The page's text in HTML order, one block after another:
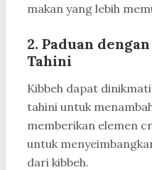
makan yang lebih
2. Paduan
Tahini
Kibbeh dapat
tahini untuk
memberikan elemen
untuk
dari kibbeh.